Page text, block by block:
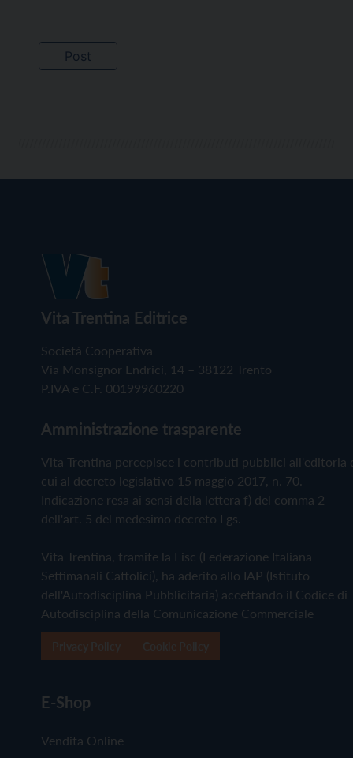
Vita Trentina Editrice
Società Cooperativa
Via Monsignor Endrici, 14 – 38122 Trento
P.IVA e C.F. 00199960220
Amministrazione trasparente
Vita Trentina percepisce i contributi pubblici all'editoria
cui al decreto legislativo 15 maggio 2017, n. 70.
Indicazione resa ai sensi della lettera f) del comma 2
dell'art. 5 del medesimo decreto Lgs.
Vita Trentina, tramite la Fisc (Federazione Italiana
Settimanali Cattolici), ha aderito allo IAP (Istituto
dell'Autodisciplina Pubblicitaria) accettando il Codice di
Autodisciplina della Comunicazione Commerciale
E-Shop
Vendita Online